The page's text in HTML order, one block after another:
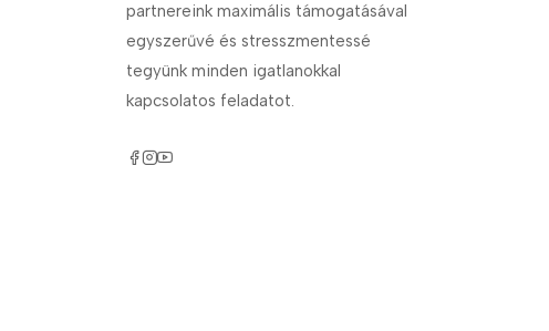
partnereink maximális támogatásával
egyszerűvé és stresszmentessé
tegyünk minden igatlanokkal
kapcsolatos feladatot.